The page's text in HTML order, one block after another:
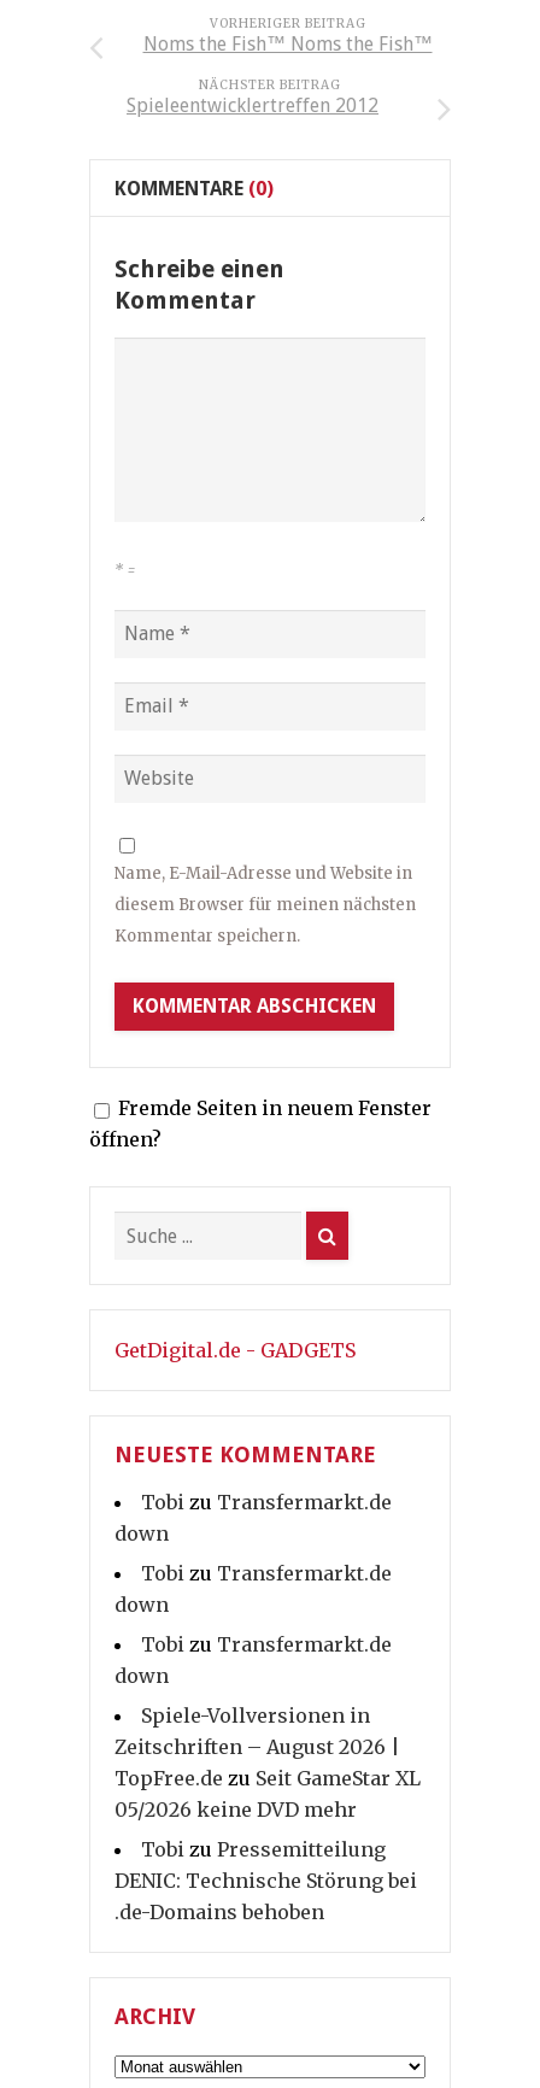
VORHERIGER BEITRAG
Noms the Fish™ Noms the Fish™
NÄCHSTER BEITRAG
Spieleentwicklertreffen 2012
KOMMENTARE (0)
Schreibe einen
Kommentar
* =
Name, E-Mail-Adresse und Website in
diesem Browser für meinen nächsten
Kommentar speichern.
Fremde Seiten in neuem Fenster
öffnen?
GetDigital.de - GADGETS
NEUESTE KOMMENTARE
Tobi zu Transfermarkt.de
down
Tobi zu Transfermarkt.de
down
Tobi zu Transfermarkt.de
down
Spiele-Vollversionen in
Zeitschriften – August 2026 |
TopFree.de zu Seit GameStar XL
05/2026 keine DVD mehr
Tobi zu Pressemitteilung
DENIC: Technische Störung bei
.de-Domains behoben
ARCHIV
Archiv